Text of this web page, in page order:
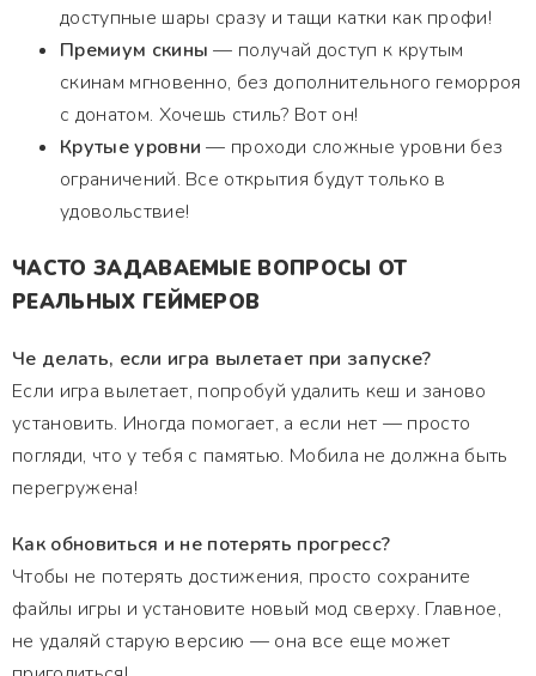
доступные шары сразу и тащи катки как профи!
Премиум скины — получай доступ к крутым
скинам мгновенно, без дополнительного геморроя
с донатом. Хочешь стиль? Вот он!
Крутые уровни — проходи сложные уровни без
ограничений. Все открытия будут только в
удовольствие!
ЧАСТО ЗАДАВАЕМЫЕ ВОПРОСЫ ОТ
РЕАЛЬНЫХ ГЕЙМЕРОВ
Че делать, если игра вылетает при запуске?
Если игра вылетает, попробуй удалить кеш и заново
установить. Иногда помогает, а если нет — просто
погляди, что у тебя с памятью. Мобила не должна быть
перегружена!
Как обновиться и не потерять прогресс?
Чтобы не потерять достижения, просто сохраните
файлы игры и установите новый мод сверху. Главное,
не удаляй старую версию — она все еще может